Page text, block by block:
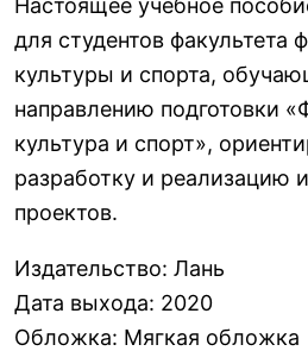
Настоящее учебное
для студентов факультета
культуры и спорта,
направлению подготовки
культура и спорт»,
разработку и реализацию
проектов.
Издательство: Лань
Дата выхода: 2020
Обложка: Мягкая обложка